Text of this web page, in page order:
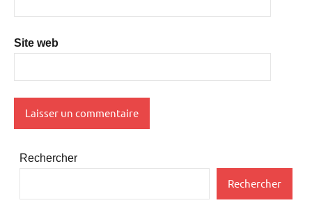
Site web
Rechercher
Rechercher